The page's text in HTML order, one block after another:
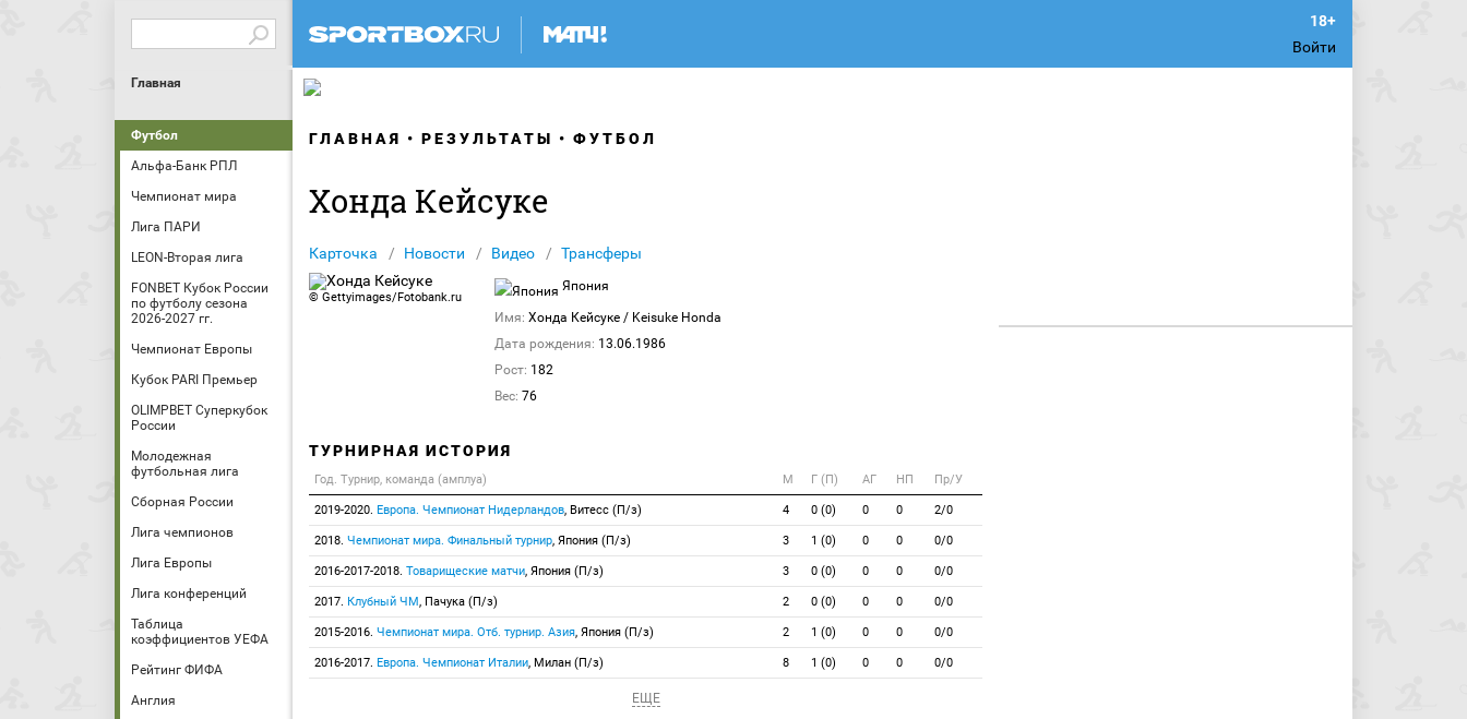
Войти
Главная
Футбол
Альфа-Банк РПЛ
Чемпионат мира
Лига ПАРИ
LEON-Вторая лига
FONBET Кубок России
по футболу сезона
2026-2027 гг.
Чемпионат Европы
Кубок PARI Премьер
OLIMPBET Суперкубок
России
Молодежная
футбольная лига
Сборная России
Лига чемпионов
Лига Европы
Лига конференций
Таблица
коэффициентов УЕФА
Рейтинг ФИФА
Англия
ГЛАВНАЯ РЕЗУЛЬТАТЫ ФУТБОЛ
Хонда Кейсуке
Карточка Новости Видео Трансферы
© Gettyimages/Fotobank.ru
Япония
Имя: Хонда Кейсуке / Keisuke Honda
Дата рождения: 13.06.1986
Рост: 182
Вес: 76
ТУРНИРНАЯ ИСТОРИЯ
Год. Турнир, команда (амплуа) М Г (П) АГ НП Пр/У
2019-2020. Европа. Чемпионат Нидерландов, Витесс (П/з) 4 0 (0) 0 0 2/0
2018. Чемпионат мира. Финальный турнир, Япония (П/з) 3 1 (0) 0 0 0/0
2016-2017-2018. Товарищеские матчи, Япония (П/з) 3 0 (0) 0 0 0/0
2017. Клубный ЧМ, Пачука (П/з) 2 0 (0) 0 0 0/0
2015-2016. Чемпионат мира. Отб. турнир. Азия, Япония (П/з) 2 1 (0) 0 0 0/0
2016-2017. Европа. Чемпионат Италии, Милан (П/з) 8 1 (0) 0 0 0/0
ЕЩЕ